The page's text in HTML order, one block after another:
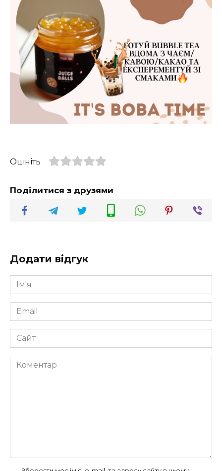
Оцініть
Поділитися з друзями
Додати відгук
Ім'я
*
Email
*
Сайт
Коментар